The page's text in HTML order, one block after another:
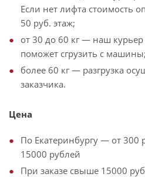
Если нет лифта стоимость
50 руб. этаж;
от 30 до 60 кг — наш
поможет сгрузить с машины;
более 60 кг — разгрузка
заказчика.
Цена
По Екатеринбургу — от 300
15000 рублей
При заказе свыше 15000